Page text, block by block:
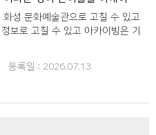
성 문화예술관으로 고칠 수 있고
보로 고칠 수 있고 아카이빙은 기
등록일 : 2026.07.13